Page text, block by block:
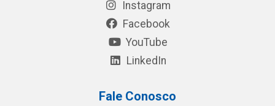
Instagram
Facebook
YouTube
LinkedIn
Fale Conosco